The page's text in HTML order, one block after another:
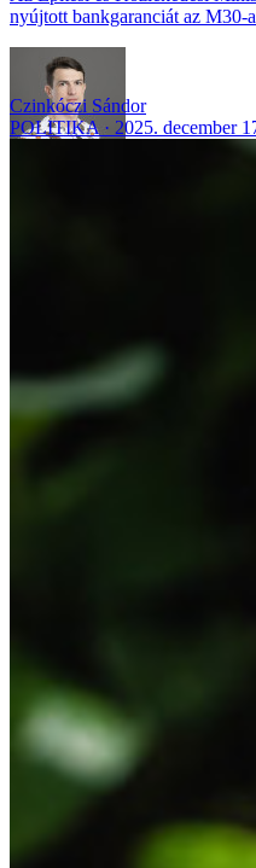
nyújtott bankgaranciát az M30-
Czinkóczi Sándor
POLITIKA
2025. december